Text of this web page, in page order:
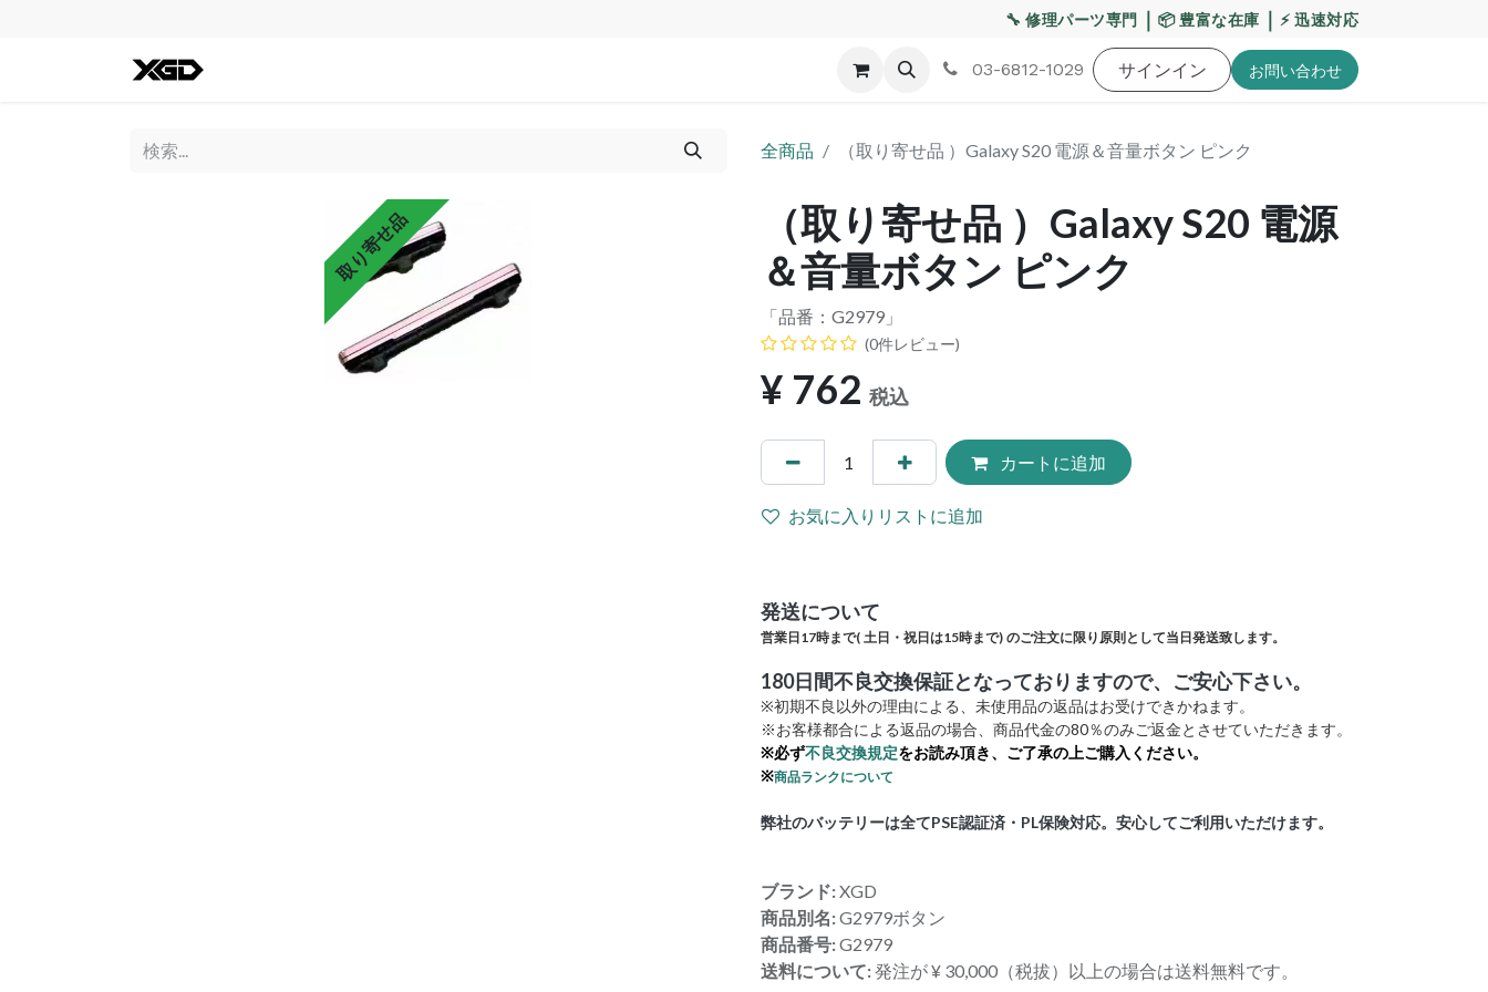
【重要】熊本地震・お盆期間の配送への影響について
🔧 修理パーツ専門 ｜ 📦 豊富な在庫 ｜ ⚡ 迅速対応
不良交換規定 ゲーム機 バッテリー 工具・備品 特価品 ポイントに関して
03-6812-1029 サインイン お問い​合わせ
全商品 （取り寄せ品 ）Galaxy S20 電源＆音量ボタン ピンク
取り寄せ品
（取り寄せ品 ）Galaxy S20 電源
＆音量ボタン ピンク
「品番： G2979 」
(0件レビュー)
¥ 762 税込
カートに追加
お気に入りリストに追加
発送について
営業日17時まで( 土日・祝日は15時まで) のご注文に限り原則として当日発送致します。
180日間不良交換保証となっておりますので、ご安心下さい。
※初期不良以外の理由による、未使用品の返品はお受けできかねます。
※お客様都合による返品の場合、商品代金の80％のみご返金とさせていただきます。
※必ず不良交換規定をお読み頂き、ご了承の上ご購入ください。
※商品ランクについて
弊社のバッテリーは全てPSE認証済・PL保険対応。安心してご利用いただけます。
ブランド:XGD
商品別名:G2979ボタン
商品番号:G2979
送料について:発注が ¥ 30,000（税拔）以上の場合は送料無料です。